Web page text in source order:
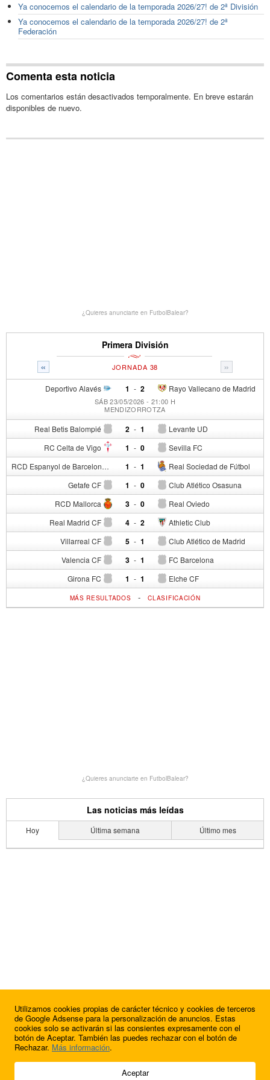
Ya conocemos el calendario de la temporada 2026/27! de 2ª División
Ya conocemos el calendario de la temporada 2026/27! de 2ª
Federación
Comenta esta noticia
Los comentarios están desactivados temporalmente. En breve estarán
disponibles de nuevo.
¿Quieres anunciarte en FutbolBalear?
Primera División
« »
JORNADA 38
Deportivo Alavés 1 - Rayo Vallecano de Madrid
2
SÁB 23/05/2026 - 21:00 H
MENDIZORROTZA
Real Betis Balompié 2 - Levante UD
1
RC Celta de Vigo 1 - Sevilla FC
0
RCD Espanyol de Barcelona 1 - Real Sociedad de Fútbol
1
Getafe CF 1 - Club Atlético Osasuna
0
RCD Mallorca 3 - Real Oviedo
0
Real Madrid CF 4 - Athletic Club
2
Villarreal CF 5 - Club Atlético de Madrid
1
Valencia CF 3 - FC Barcelona
1
Girona FC 1 - Elche CF
1
MÁS RESULTADOS -CLASIFICACIÓN
¿Quieres anunciarte en FutbolBalear?
Las noticias más leídas
Hoy Última semana Último mes
© 2009 - 2026 Soluciones Corporativas IP, SL.
Utilizamos cookies propias de carácter técnico y cookies de terceros
de Google Adsense para la personalización de anuncios. Estas
cookies solo se activarán si las consientes expresamente con el
botón de Aceptar. También las puedes rechazar con el botón de
Rechazar. Más información.
Aceptar